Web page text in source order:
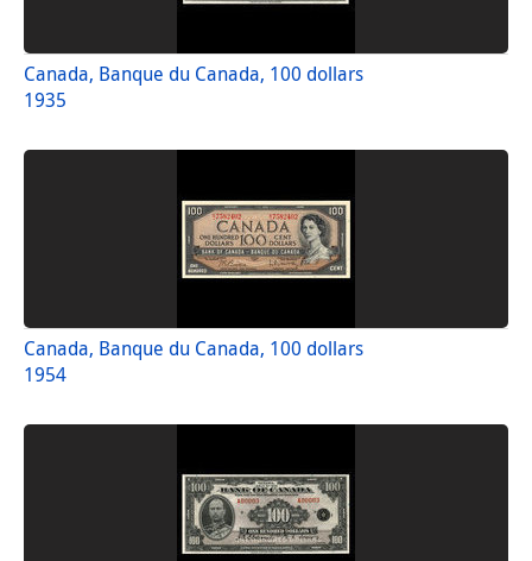
Canada, Banque du Canada, 100 dollars
1935
Canada, Banque du Canada, 100 dollars
1954